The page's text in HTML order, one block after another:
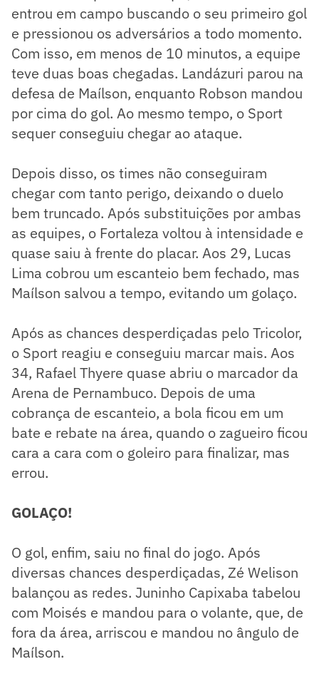
entrou em campo buscando o seu primeiro gol
e pressionou os adversários a todo momento.
Com isso, em menos de 10 minutos, a equipe
teve duas boas chegadas. Landázuri parou na
defesa de Maílson, enquanto Robson mandou
por cima do gol. Ao mesmo tempo, o Sport
sequer conseguiu chegar ao ataque.
Depois disso, os times não conseguiram
chegar com tanto perigo, deixando o duelo
bem truncado. Após substituições por ambas
as equipes, o Fortaleza voltou à intensidade e
quase saiu à frente do placar. Aos 29, Lucas
Lima cobrou um escanteio bem fechado, mas
Maílson salvou a tempo, evitando um golaço.
Após as chances desperdiçadas pelo Tricolor,
o Sport reagiu e conseguiu marcar mais. Aos
34, Rafael Thyere quase abriu o marcador da
Arena de Pernambuco. Depois de uma
cobrança de escanteio, a bola ficou em um
bate e rebate na área, quando o zagueiro ficou
cara a cara com o goleiro para finalizar, mas
errou.
GOLAÇO!
O gol, enfim, saiu no final do jogo. Após
diversas chances desperdiçadas, Zé Welison
balançou as redes. Juninho Capixaba tabelou
com Moisés e mandou para o volante, que, de
fora da área, arriscou e mandou no ângulo de
Maílson.